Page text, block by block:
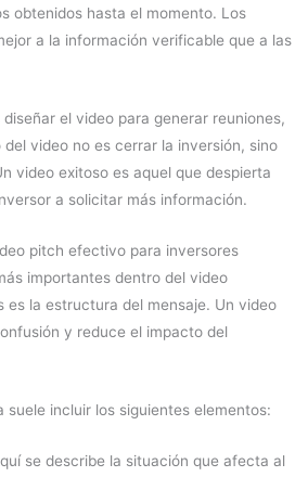
obtenidos hasta el momento. Los
a la información verificable que a las
el video para generar reuniones,
del video no es cerrar la inversión, sino
video exitoso es aquel que despierta
a solicitar más información.
pitch efectivo para inversores
importantes dentro del video
es la estructura del mensaje. Un video
y reduce el impacto del
incluir los siguientes elementos:
se describe la situación que afecta al